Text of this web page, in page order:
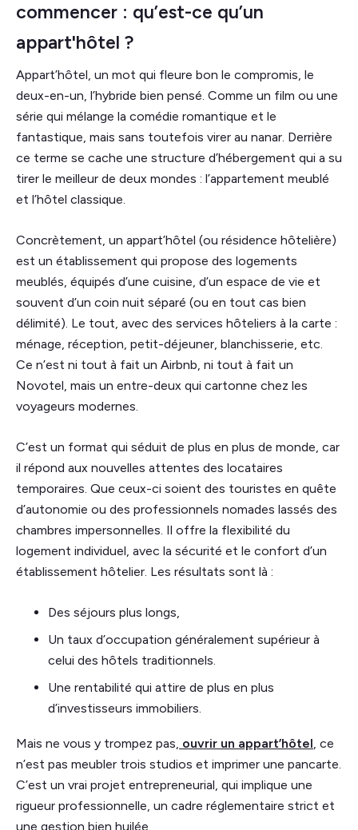
commencer : qu’est-ce qu’un
appart'hôtel ?
Appart’hôtel, un mot qui fleure bon le compromis, le
deux-en-un, l’hybride bien pensé. Comme un film ou une
série qui mélange la comédie romantique et le
fantastique, mais sans toutefois virer au nanar. Derrière
ce terme se cache une structure d’hébergement qui a su
tirer le meilleur de deux mondes : l’appartement meublé
et l’hôtel classique.
Concrètement, un appart’hôtel (ou résidence hôtelière)
est un établissement qui propose des logements
meublés, équipés d’une cuisine, d’un espace de vie et
souvent d’un coin nuit séparé (ou en tout cas bien
délimité). Le tout, avec des services hôteliers à la carte :
ménage, réception, petit-déjeuner, blanchisserie, etc.
Ce n’est ni tout à fait un Airbnb, ni tout à fait un
Novotel, mais un entre-deux qui cartonne chez les
voyageurs modernes.
C’est un format qui séduit de plus en plus de monde, car
il répond aux nouvelles attentes des locataires
temporaires. Que ceux-ci soient des touristes en quête
d’autonomie ou des professionnels nomades lassés des
chambres impersonnelles. Il offre la flexibilité du
logement individuel, avec la sécurité et le confort d’un
établissement hôtelier. Les résultats sont là :
Des séjours plus longs,
Un taux d’occupation généralement supérieur à
celui des hôtels traditionnels.
Une rentabilité qui attire de plus en plus
d’investisseurs immobiliers.
Mais ne vous y trompez pas, ouvrir un appart’hôtel, ce
n’est pas meubler trois studios et imprimer une pancarte.
C’est un vrai projet entrepreneurial, qui implique une
rigueur professionnelle, un cadre réglementaire strict et
une gestion bien huilée.